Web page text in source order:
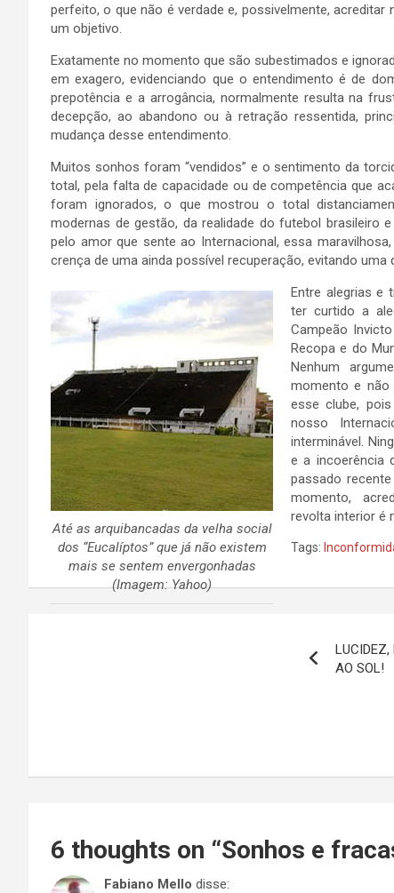
perfeito, o que não é verdade e, possivelmente,
um objetivo.
Exatamente no momento que são subestimados e
em exagero, evidenciando que o entendimento é de
prepotência e a arrogância, normalmente resulta na
decepção, ao abandono ou à retração ressentida,
mudança desse entendimento.
Muitos sonhos foram “vendidos” e o sentimento da
total, pela falta de capacidade ou de competência que
foram ignorados, o que mostrou o total
modernas de gestão, da realidade do futebol brasileiro
pelo amor que sente ao Internacional, essa
crença de uma ainda possível recuperação, evitando uma
Até as arquibancadas da velha social
dos “Eucalíptos” que já não existem
mais se sentem envergonhadas
(Imagem: Yahoo)
Entre alegrias e
ter curtido a
Campeão
Recopa e do
Nenhum
momento e não
esse clube,
nosso
interminável.
e a incoerência
passado
momento,
revolta interior é
Tags:
LUCIDEZ,
AO SOL!
6 thoughts on “Sonhos e
Fabiano Mello disse: